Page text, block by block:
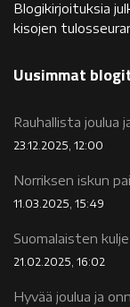
Blogikirjoituksia
kisojen
Uusimmat
Rauhallista
23.12.2025, 12:00
Norriksen iskun
11.03.2025, 15:49
Suomalaisten
21.02.2025, 16:02
Hyvää joulua ja